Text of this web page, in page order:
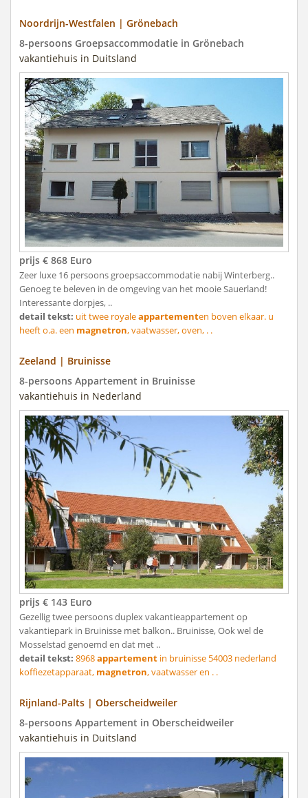
Noordrijn-Westfalen | Grönebach
8-persoons Groepsaccommodatie in Grönebach
vakantiehuis in Duitsland
prijs € 868 Euro
Zeer luxe 16 persoons groepsaccommodatie nabij Winterberg..
Genoeg te beleven in de omgeving van het mooie Sauerland!
Interessante dorpjes, ..
detail tekst: uit twee royaleappartementen boven elkaar. u
heeft o.a. een magnetron, vaatwasser, oven, . .
Zeeland | Bruinisse
8-persoons Appartement in Bruinisse
vakantiehuis in Nederland
prijs € 143 Euro
Gezellig twee persoons duplex vakantieappartement op
vakantiepark in Bruinisse met balkon.. Bruinisse, Ook wel de
Mosselstad genoemd en dat met ..
detail tekst: 8968appartement in bruinisse 54003 nederland
koffiezetapparaat, magnetron, vaatwasser en . .
Rijnland-Palts | Oberscheidweiler
8-persoons Appartement in Oberscheidweiler
vakantiehuis in Duitsland